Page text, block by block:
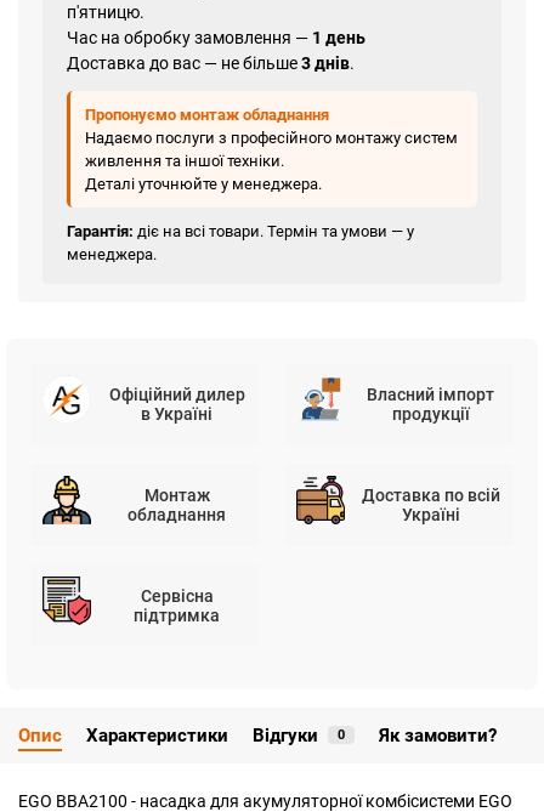
п'ятницю.
Час на обробку замовлення — 1 день
Доставка до вас — не більше3 днів.
Пропонуємо монтаж обладнання
Надаємо послуги з професійного монтажу систем
живлення та іншої техніки.
Деталі уточнюйте у менеджера.
Гарантія: діє на всі товари. Термін та умови — у
менеджера.
Офіційний дилер
в Україні
Власний імпорт
продукції
Монтаж
обладнання
Доставка по всій
Україні
Сервісна
підтримка
Опис Характеристики Відгуки 0 Як замовити?
EGO BBA2100 - насадка для акумуляторної комбісистеми EGO